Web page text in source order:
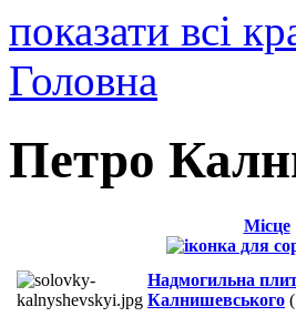
показати всі
Головна
Петро
Місце
Надмогильна
Калнишевського